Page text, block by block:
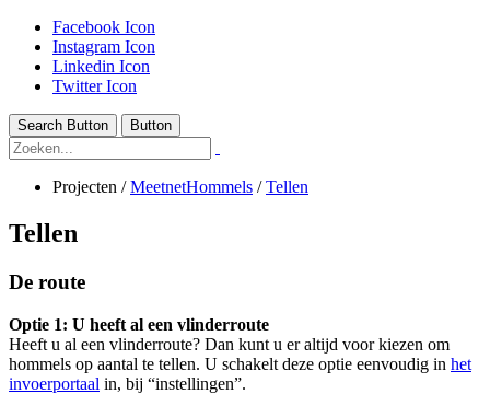
Facebook Icon
Instagram Icon
Linkedin Icon
Twitter Icon
Search Button Button
Projecten /MeetnetHommels /Tellen
Tellen
De route
Optie 1: U heeft al een vlinderroute
Heeft u al een vlinderroute? Dan kunt u er altijd voor kiezen om
hommels op aantal te tellen. U schakelt deze optie eenvoudig in het
invoerportaal in, bij “instellingen”.